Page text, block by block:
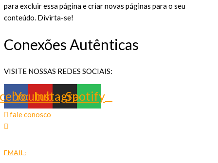
para excluir essa página e criar novas páginas para o seu
conteúdo. Divirta-se!
Conexões Autênticas
VISITE NOSSAS REDES SOCIAIS:
Youtube
Instagram
Spotify
fale conosco
EMAIL: